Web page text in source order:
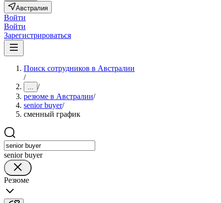
Австралия
Войти
Войти
Зарегистрироваться
Поиск сотрудников в Австралии
/
... /
резюме в Австралии/
senior buyer/
сменный график
senior buyer
Резюме